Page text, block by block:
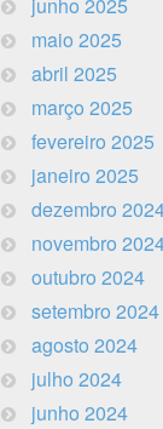
junho 2025
maio 2025
abril 2025
março 2025
fevereiro 2025
janeiro 2025
dezembro
novembro
outubro 2024
setembro 2024
agosto 2024
julho 2024
junho 2024